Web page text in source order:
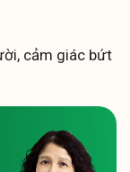
cảm giác bứt